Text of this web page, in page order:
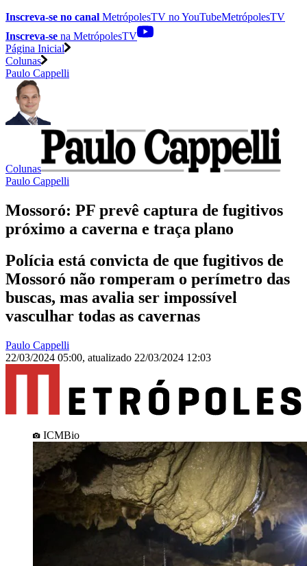
Inscreva-se no canal MetrópolesTV noYouTubeMetrópolesTV
Inscreva-se na MetrópolesTV
Página Inicial
Colunas
Paulo Cappelli
Colunas
Paulo Cappelli
Mossoró: PF prevê captura de fugitivos
próximo a caverna e traça plano
Polícia está convicta de que fugitivos de
Mossoró não romperam o perímetro das
buscas, mas avalia ser impossível
vasculhar todas as cavernas
Paulo Cappelli
22/03/2024 05:00, atualizado 22/03/2024 12:03
ICMBio